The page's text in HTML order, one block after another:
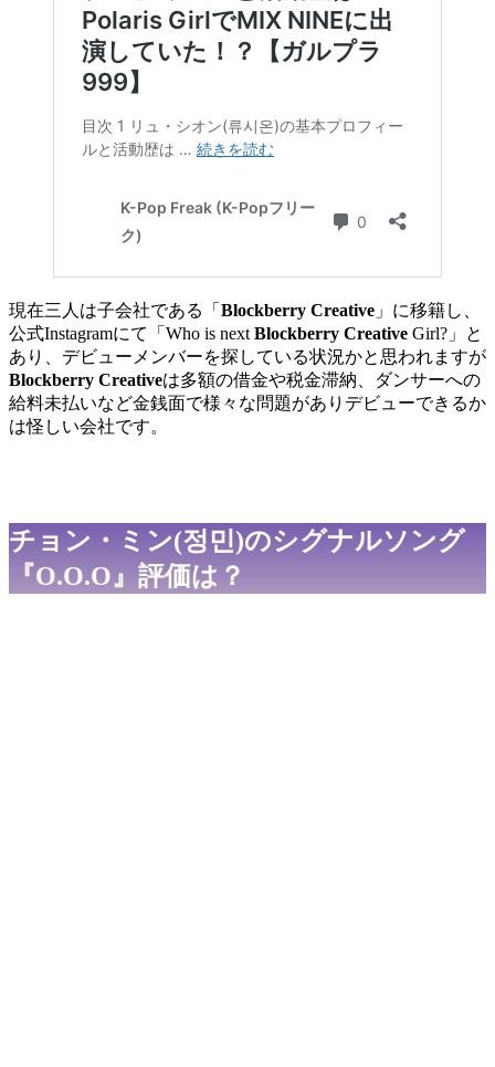
現在三人は子会社である「 Blockberry Creative 」に移籍し、
公式Instagramにて「Who is nextBlockberry Creative Girl?」と
あり、デビューメンバーを探している状況かと思われますが
Blockberry Creativeは多額の借金や税金滞納、ダンサーへの
給料未払いなど金銭面で様々な問題がありデビューできるか
は怪しい会社です。
チョン・ミン(정민)のシグナルソング
『O.O.O』評価は？